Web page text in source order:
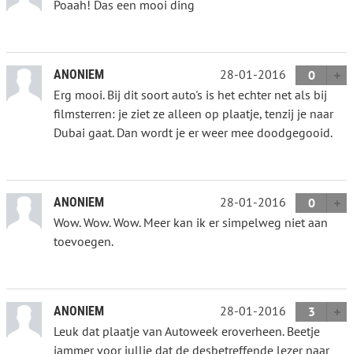
Poaah! Das een mooi ding
ANONIEM 28-01-2016
0
Erg mooi. Bij dit soort auto's is het echter net als bij
filmsterren: je ziet ze alleen op plaatje, tenzij je naar
Dubai gaat. Dan wordt je er weer mee doodgegooid.
ANONIEM 28-01-2016
0
Wow. Wow. Wow. Meer kan ik er simpelweg niet aan
toevoegen.
ANONIEM 28-01-2016
3
Leuk dat plaatje van Autoweek eroverheen. Beetje
jammer voor jullie dat de desbetreffende lezer naar